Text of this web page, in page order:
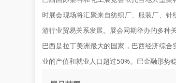
时展会现场将汇聚来自纺织厂、服装厂、
游行业贸易关系发展。展会同期举办的多种
巴西是拉丁美洲最大的国家，巴西经济综
业的产值和就业人口超过50%。巴金融形势